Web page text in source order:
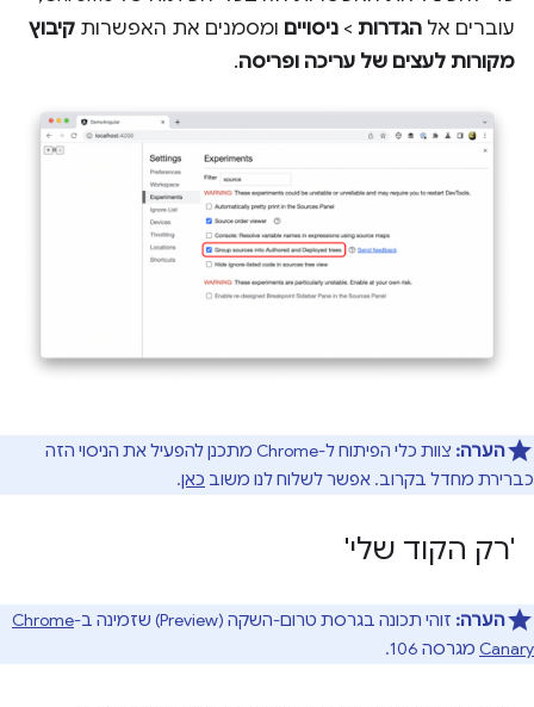
עוברים אל הגדרות > ניסויים ומסמנים את האפשרות קיבוץ
מקורות לעצים של עריכה ופריסה.
הערה:
צוות כלי הפיתוח ל-Chrome מתכנן להפעיל את הניסוי הזה
כברירת מחדל בקרוב. אפשר לשלוח לנו משוב כאן.
'רק הקוד שלי'
הערה: זוהי תכונה בגרסת טרום-השקה (Preview) שזמינה ב-
Chrome
Canary מגרסה 106.